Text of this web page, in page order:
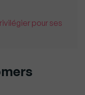
pour ses